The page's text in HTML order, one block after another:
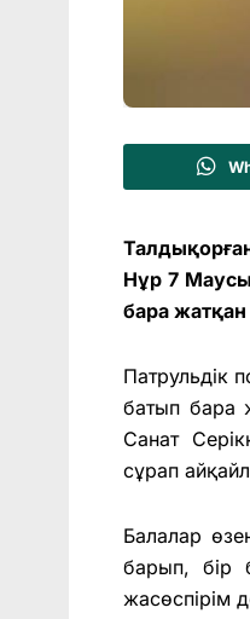
Нұр 7
бара
Патрульдік
батып бара
Санат
сұрап
Балалар
барып, бір
жасөспірім